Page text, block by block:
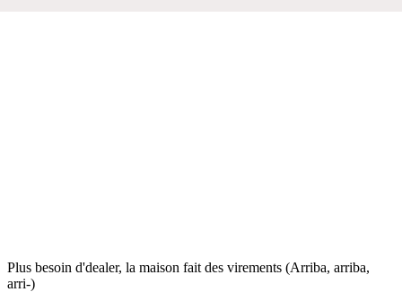
Plus besoin d'dealer, la maison fait des virements (Arriba, arriba,
arri-)